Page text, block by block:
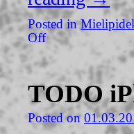
Posted in
Off
TODO
Posted on